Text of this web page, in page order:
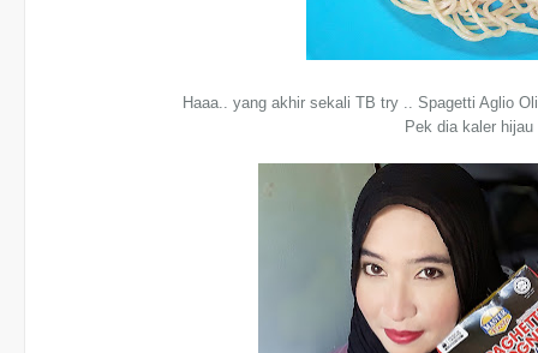
Haaa.. yang akhir sekali TB try .. Spagetti Aglio
Pek dia kaler